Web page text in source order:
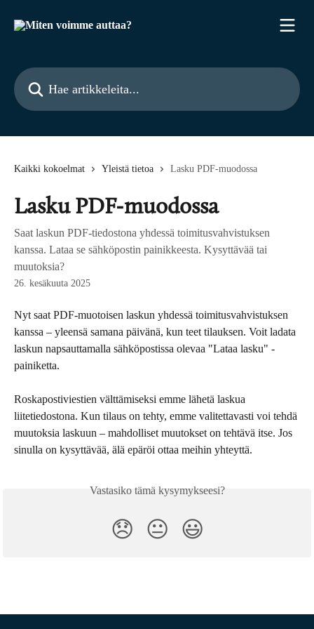
Hae artikkeleita...
Kaikki kokoelmat Yleistä tietoa Lasku PDF-muodossa
Lasku PDF-muodossa
Saat laskun PDF-tiedostona yhdessä toimitusvahvistuksen
kanssa. Lataa se sähköpostin painikkeesta. Kysyttävää tai
muutoksia?
26. kesäkuuta 2025
Nyt saat PDF-muotoisen laskun yhdessä toimitusvahvistuksen
kanssa – yleensä samana päivänä, kun teet tilauksen. Voit ladata
laskun napsauttamalla sähköpostissa olevaa "Lataa lasku" -
painiketta.
Roskapostiviestien välttämiseksi emme lähetä laskua
liitetiedostona. Kun tilaus on tehty, emme valitettavasti voi tehdä
muutoksia laskuun – mahdolliset muutokset on tehtävä itse. Jos
sinulla on kysyttävää, älä epäröi ottaa meihin yhteyttä.
Vastasiko tämä kysymykseesi?
😞 😐 😃